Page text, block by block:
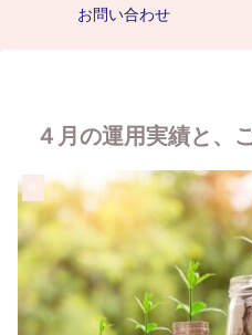
お問い合わせ
４月の運用実績と、